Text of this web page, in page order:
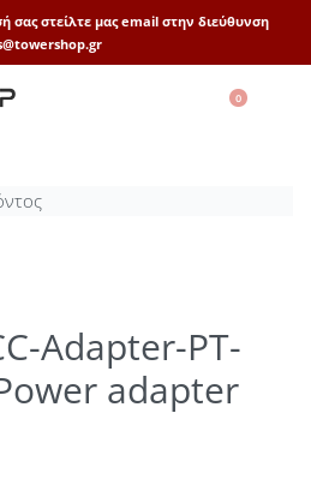
σας στείλτε μας email στην διεύθυνση
0
Adapter-PT-
adapter